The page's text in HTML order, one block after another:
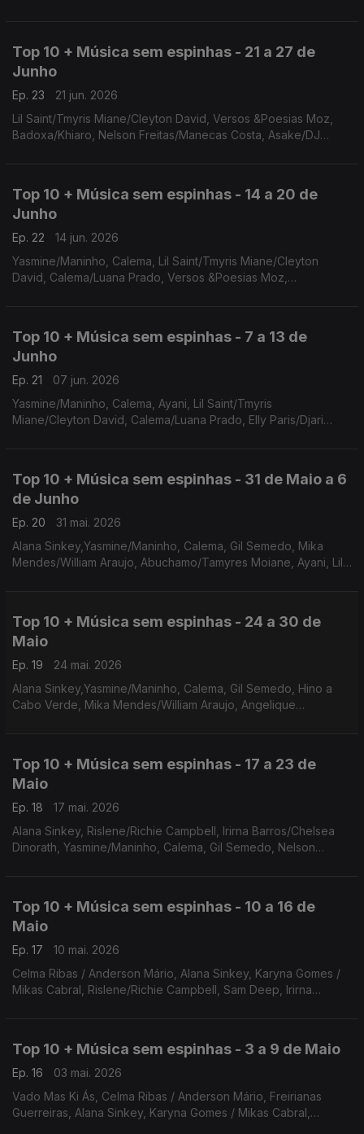
Top 10 + Música sem espinhas - 21 a 27 de
Junho
Ep. 23
21 jun. 2026
Lil Saint/Tmyris Miane/Cleyton David, Versos &Poesias Moz,
Badoxa/Khiaro, Nelson Freitas/Manecas Costa, Asake/DJ
Top 10 + Música sem espinhas - 14 a 20 de
Junho
Ep. 22
14 jun. 2026
Yasmine/Maninho, Calema, Lil Saint/Tmyris Miane/Cleyton
David, Calema/Luana Prado, Versos &Poesias Moz,
Top 10 + Música sem espinhas - 7 a 13 de
Junho
Ep. 21
07 jun. 2026
Yasmine/Maninho, Calema, Ayani, Lil Saint/Tmyris
Miane/Cleyton David, Calema/Luana Prado, Elly Paris/Djari
Top 10 + Música sem espinhas - 31 de Maio a 6
de Junho
Ep. 20
31 mai. 2026
Alana Sinkey,Yasmine/Maninho, Calema, Gil Semedo, Mika
Mendes/William Araujo, Abuchamo/Tamyres Moiane, Ayani, Lil
Top 10 + Música sem espinhas - 24 a 30 de
Maio
Ep. 19
24 mai. 2026
Alana Sinkey,Yasmine/Maninho, Calema, Gil Semedo, Hino a
Cabo Verde, Mika Mendes/William Araujo, Angelique
Top 10 + Música sem espinhas - 17 a 23 de
Maio
Ep. 18
17 mai. 2026
Alana Sinkey, Rislene/Richie Campbell, Irirna Barros/Chelsea
Dinorath, Yasmine/Maninho, Calema, Gil Semedo, Nelson
Top 10 + Música sem espinhas - 10 a 16 de
Maio
Ep. 17
10 mai. 2026
Celma Ribas / Anderson Mário, Alana Sinkey, Karyna Gomes /
Mikas Cabral, Rislene/Richie Campbell, Sam Deep, Irirna
Top 10 + Música sem espinhas - 3 a 9 de Maio
Ep. 16
03 mai. 2026
Vado Mas Ki Ás, Celma Ribas / Anderson Mário, Freirianas
Guerreiras, Alana Sinkey, Karyna Gomes / Mikas Cabral,